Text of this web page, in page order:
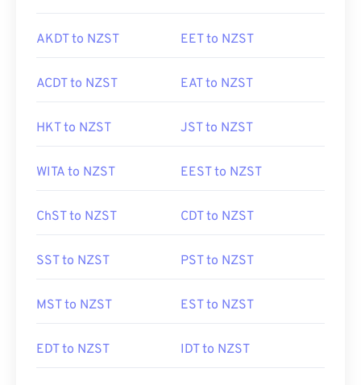
AKDT to NZST EET to NZST
ACDT to NZST EAT to NZST
HKT to NZST JST to NZST
WITA to NZST EEST to NZST
ChST to NZST CDT to NZST
SST to NZST PST to NZST
MST to NZST EST to NZST
EDT to NZST IDT to NZST